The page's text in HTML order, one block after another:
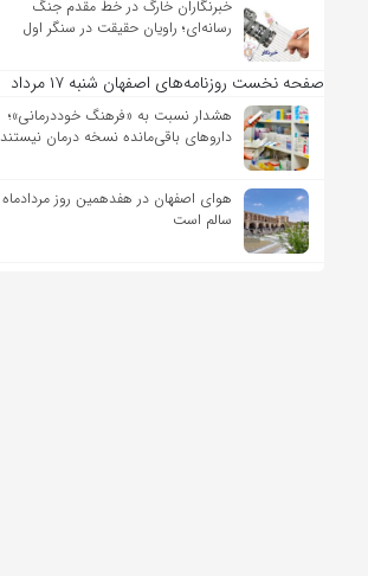
خبرنگاران خارگ در خط مقدم جنگ
رسانه‌ای؛ راویان حقیقت در سنگر اول
صفحه نخست روزنامه‌های اصفهان شنبه ۱۷ مرداد
هشدار نسبت به «فرهنگ خوددرمانی»؛
داروهای باقی‌مانده نسخه درمان نیستند
هوای اصفهان در هفدهمین روز مردادماه
سالم است